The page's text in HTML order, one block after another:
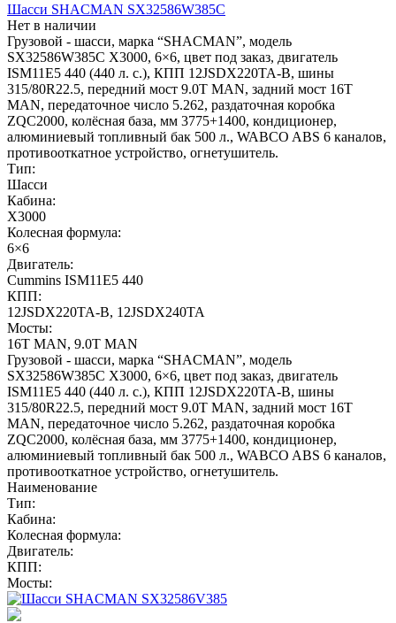
Шасси SHACMAN SX32586W385С
Нет в наличии
Грузовой - шасси, марка “SHACMAN”, модель
SX32586W385C X3000, 6×6, цвет под заказ, двигатель
ISM11E5 440 (440 л. с.), КПП 12JSDX220TA-B, шины
315/80R22.5, передний мост 9.0T MAN, задний мост 16T
MAN, передаточное число 5.262, раздаточная коробка
ZQC2000, колёсная база, мм 3775+1400, кондиционер,
алюминиевый топливный бак 500 л., WABCO ABS 6 каналов,
противооткатное устройство, огнетушитель.
Тип:
Шасси
Кабина:
X3000
Колесная формула:
6×6
Двигатель:
Cummins ISM11E5 440
КПП:
12JSDX220TA-B, 12JSDX240TA
Мосты:
16T MAN, 9.0T MAN
Грузовой - шасси, марка “SHACMAN”, модель
SX32586W385C X3000, 6×6, цвет под заказ, двигатель
ISM11E5 440 (440 л. с.), КПП 12JSDX220TA-B, шины
315/80R22.5, передний мост 9.0T MAN, задний мост 16T
MAN, передаточное число 5.262, раздаточная коробка
ZQC2000, колёсная база, мм 3775+1400, кондиционер,
алюминиевый топливный бак 500 л., WABCO ABS 6 каналов,
противооткатное устройство, огнетушитель.
Наименование
Тип:
Кабина:
Колесная формула:
Двигатель:
КПП:
Мосты: